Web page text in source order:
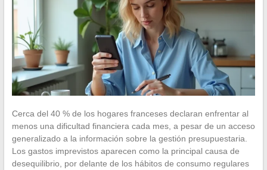
Cerca del 40 % de los hogares franceses declaran enfrentar al
menos una dificultad financiera cada mes, a pesar de un acceso
generalizado a la información sobre la gestión presupuestaria.
Los gastos imprevistos aparecen como la principal causa de
desequilibrio, por delante de los hábitos de consumo regulares